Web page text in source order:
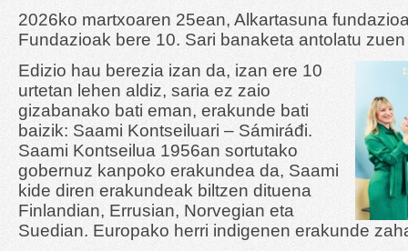
2026ko martxoaren 25ean, Alkartasuna
Fundazioak bere 10. Sari banaketa antolatu
Edizio hau berezia izan da, izan ere 10
urtetan lehen aldiz, saria ez zaio
gizabanako bati eman, erakunde bati
baizik: Saami Kontseiluari – Sámiráđi.
Saami Kontseilua 1956an sortutako
gobernuz kanpoko erakundea da, Saami
kide diren erakundeak biltzen dituena
Finlandian, Errusian, Norvegian eta
Suedian. Europako herri indigenen erakunde